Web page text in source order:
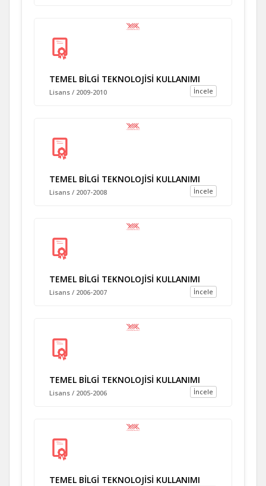
TEMEL BİLGİ TEKNOLOJİSİ KULLANIMI
İncele
Lisans / 2009-2010
TEMEL BİLGİ TEKNOLOJİSİ KULLANIMI
İncele
Lisans / 2007-2008
TEMEL BİLGİ TEKNOLOJİSİ KULLANIMI
İncele
Lisans / 2006-2007
TEMEL BİLGİ TEKNOLOJİSİ KULLANIMI
İncele
Lisans / 2005-2006
TEMEL BİLGİ TEKNOLOJİSİ KULLANIMI